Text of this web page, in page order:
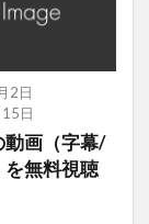
2日
日
動画（字幕/
を無料視聴